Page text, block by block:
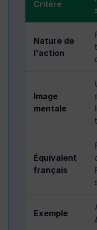
Critère
Nature de
l'action
Image
mentale
Équivalent
français
Exemple